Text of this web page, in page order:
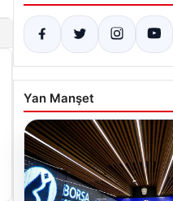
Yan Manşet